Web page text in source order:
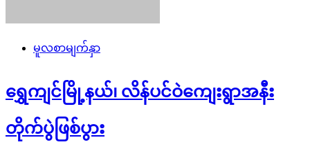
မူလစာမျက်နှာ
ရွှေကျင်မြို့နယ်၊ လိန်ပင်ဝဲကျေးရွာအနီး
တိုက်ပွဲဖြစ်ပွား